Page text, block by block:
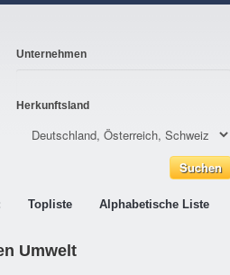
Unternehmen
Herkunftsland
Topliste Alphabetische Liste
Umwelt